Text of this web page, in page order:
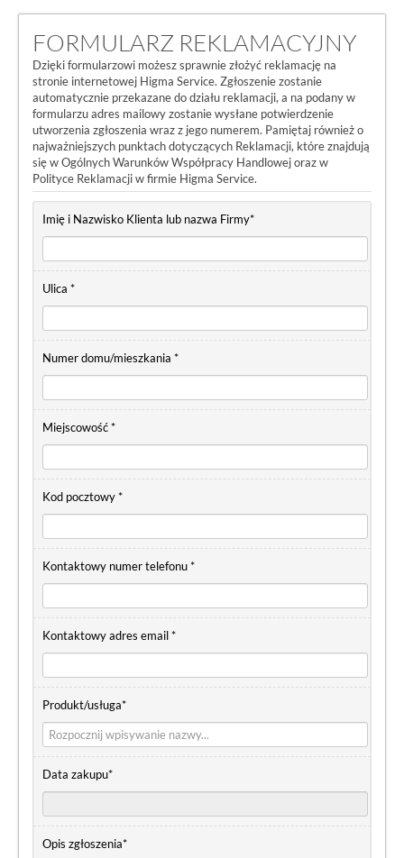
FORMULARZ REKLAMACYJNY
Dzięki formularzowi możesz sprawnie złożyć reklamację na
stronie internetowej Higma Service. Zgłoszenie zostanie
automatycznie przekazane do działu reklamacji, a na podany w
formularzu adres mailowy zostanie wysłane potwierdzenie
utworzenia zgłoszenia wraz z jego numerem. Pamiętaj również o
najważniejszych punktach dotyczących Reklamacji, które znajdują
się w Ogólnych Warunków Współpracy Handlowej oraz w
Polityce Reklamacji w firmie Higma Service.
Imię i Nazwisko Klienta lub nazwa Firmy*
Ulica *
Numer domu/mieszkania *
Miejscowość *
Kod pocztowy *
Kontaktowy numer telefonu *
Kontaktowy adres email *
Produkt/usługa*
Data zakupu*
Opis zgłoszenia*